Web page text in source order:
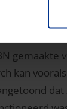
van
geeft aan
en
kan